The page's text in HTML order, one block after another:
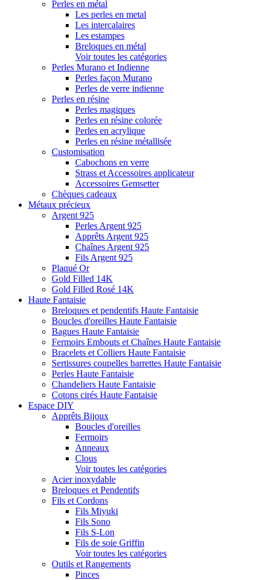
Perles en métal
Les perles en metal
Les intercalaires
Les estampes
Breloques en métal
Voir toutes les catégories
Perles Murano et Indienne
Perles façon Murano
Perles de verre indienne
Perles en résine
Perles magiques
Perles en résine colorée
Perles en acrylique
Perles en résine métallisée
Customisation
Cabochons en verre
Strass et Accessoires applicateur
Accessoires Gemsetter
Chèques cadeaux
Métaux précieux
Argent 925
Perles Argent 925
Apprêts Argent 925
Chaînes Argent 925
Fils Argent 925
Plaqué Or
Gold Filled 14K
Gold Filled Rosé 14K
Haute Fantaisie
Breloques et pendentifs Haute Fantaisie
Boucles d'oreilles Haute Fantaisie
Bagues Haute Fantaisie
Fermoirs Embouts et Chaînes Haute Fantaisie
Bracelets et Colliers Haute Fantaisie
Sertissures coupelles barrettes Haute Fantaisie
Perles Haute Fantaisie
Chandeliers Haute Fantaisie
Cotons cirés Haute Fantaisie
Espace DIY
Apprêts Bijoux
Boucles d'oreilles
Fermoirs
Anneaux
Clous
Voir toutes les catégories
Acier inoxydable
Breloques et Pendentifs
Fils et Cordons
Fils Miyuki
Fils Sono
Fils S-Lon
Fils de soie Griffin
Voir toutes les catégories
Outils et Rangements
Pinces